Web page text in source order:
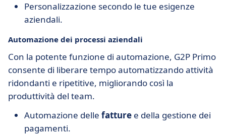
Personalizzazione secondo le tue esigenze
aziendali.
Automazione dei processi aziendali
Con la potente funzione di automazione, G2P Primo
consente di liberare tempo automatizzando attività
ridondanti e ripetitive, migliorando così la
produttività del team.
Automazione delle fatture e della gestione dei
pagamenti.